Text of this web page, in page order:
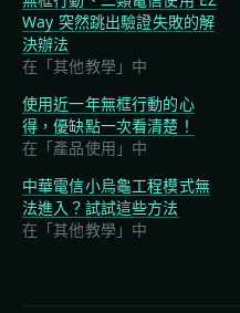
Way 突然跳出驗證失敗的解
決辦法
在「其他教學」中
使用近一年無框行動的心
得，優缺點一次看清楚！
在「產品使用」中
中華電信小烏龜工程模式無
法進入？試試這些方法
在「其他教學」中